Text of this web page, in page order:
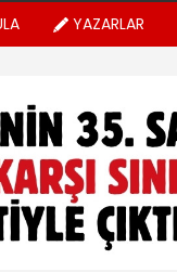
YAZARLAR